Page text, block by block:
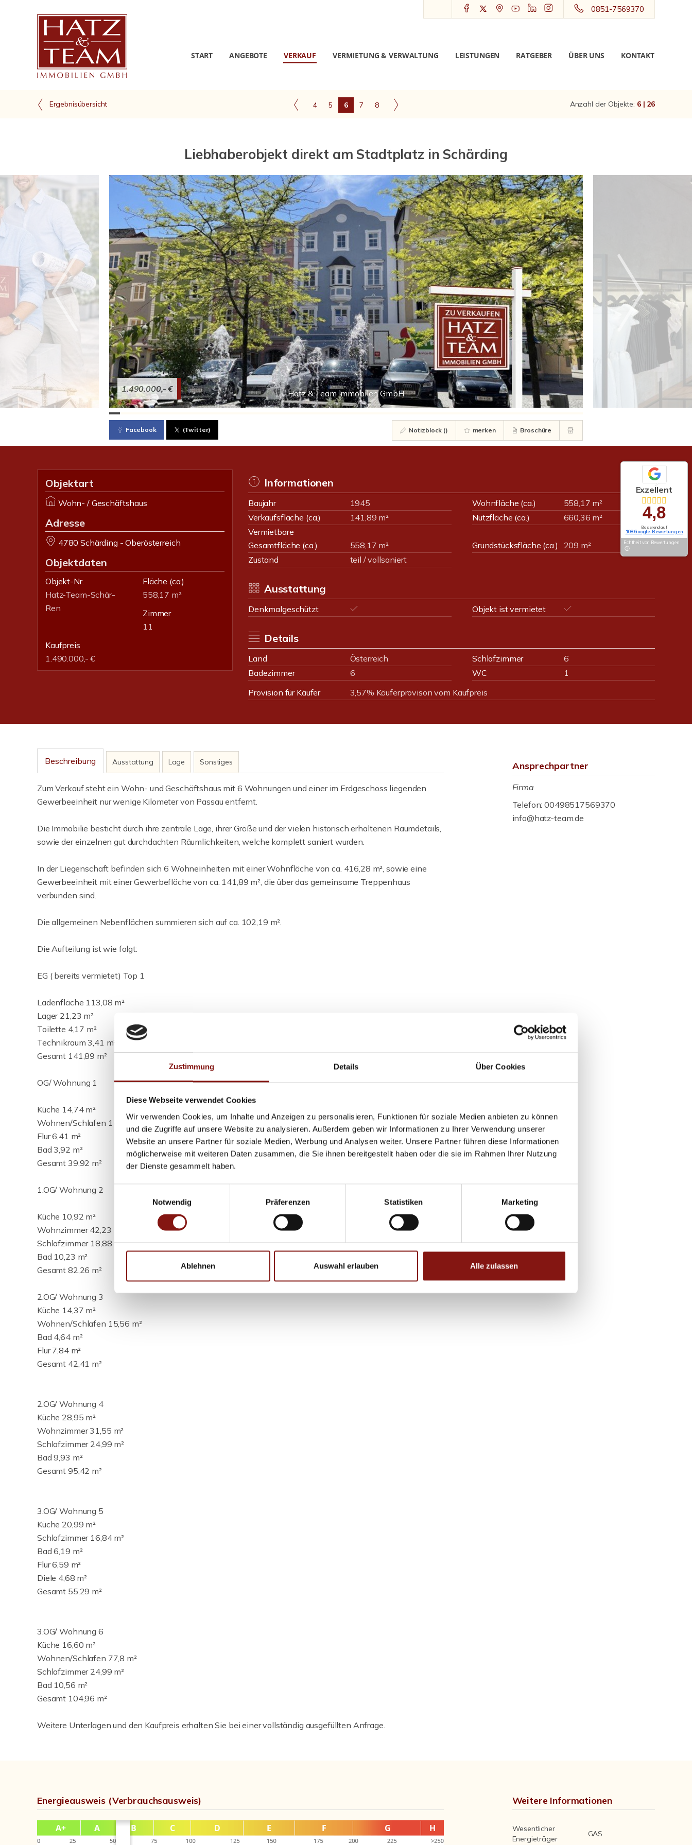
Zustimmung Details Über Cookies
Diese Webseite verwendet Cookies
Wir verwenden Cookies, um Inhalte und Anzeigen zu personalisieren, Funktionen für soziale Medien anbieten zu können
und die Zugriffe auf unsere Website zu analysieren. Außerdem geben wir Informationen zu Ihrer Verwendung unserer
Website an unsere Partner für soziale Medien, Werbung und Analysen weiter. Unsere Partner führen diese Informationen
möglicherweise mit weiteren Daten zusammen, die Sie ihnen bereitgestellt haben oder die sie im Rahmen Ihrer Nutzung
der Dienste gesammelt haben.
Notwendig
Präferenzen Statistiken Marketing
Ablehnen Auswahl erlauben Alle zulassen
0851-7569370
START ANGEBOTE VERKAUF VERMIETUNG & VERWALTUNG LEISTUNGEN RATGEBER ÜBER UNS KONTAKT
Ergebnisübersicht 4 5 6 7 8 Anzahl der Objekte: 6 | 26
Liebhaberobjekt direkt am Stadtplatz in Schärding
Hatz & Team Immobilen GmbH
1.490.000,- €
Facebook (Twitter) Notizblock () merken Broschüre
Objektart
Wohn- / Geschäftshaus
Adresse
4780 Schärding - Oberösterreich
Objektdaten
Objekt-Nr.
Hatz-Team-Schär-
Ren
Fläche (ca.)
558,17 m²
Zimmer
11
Kaufpreis
1.490.000,- €
Informationen
Baujahr 1945 Wohnfläche (ca.)
558,17 m²
Verkaufsfläche (ca.)
141,89 m² Nutzfläche (ca.)
660,36 m²
Vermietbare
Gesamtfläche (ca.)
558,17 m² Grundstücksfläche (ca.)
209 m²
Zustand
teil / vollsaniert
Ausstattung
Denkmalgeschützt Objekt ist vermietet
Details
Land Österreich Schlafzimmer
6
Badezimmer
6 WC
1
Provision für Käufer
3,57% Käuferprovison vom Kaufpreis
Beschreibung Ausstattung Lage Sonstiges
Zum Verkauf steht ein Wohn- und Geschäftshaus mit 6 Wohnungen und einer im Erdgeschoss liegenden
Gewerbeeinheit nur wenige Kilometer von Passau entfernt.
Die Immobilie besticht durch ihre zentrale Lage, ihrer Größe und der vielen historisch erhaltenen Raumdetails,
sowie der einzelnen gut durchdachten Räumlichkeiten, welche komplett saniert wurden.
In der Liegenschaft befinden sich 6 Wohneinheiten mit einer Wohnfläche von ca. 416,28 m², sowie eine
Gewerbeeinheit mit einer Gewerbefläche von ca. 141,89 m², die über das gemeinsame Treppenhaus
verbunden sind.
Die allgemeinen Nebenflächen summieren sich auf ca. 102,19 m².
Die Aufteilung ist wie folgt:
EG ( bereits vermietet) Top 1
Ladenfläche 113,08 m²
Lager 21,23 m²
Toilette 4,17 m²
Technikraum 3,41 m²
Gesamt 141,89 m²
OG/ Wohnung 1
Küche 14,74 m²
Wohnen/Schlafen 14,85 m²
Flur 6,41 m²
Bad 3,92 m²
Gesamt 39,92 m²
1.OG/ Wohnung 2
Küche 10,92 m²
Wohnzimmer 42,23 m²
Schlafzimmer 18,88 m²
Bad 10,23 m²
Gesamt 82,26 m²
2.OG/ Wohnung 3
Küche 14,37 m²
Wohnen/Schlafen 15,56 m²
Bad 4,64 m²
Flur 7,84 m²
Gesamt 42,41 m²
2.OG/ Wohnung 4
Küche 28,95 m²
Wohnzimmer 31,55 m²
Schlafzimmer 24,99 m²
Bad 9,93 m²
Gesamt 95,42 m²
3.OG/ Wohnung 5
Küche 20,99 m²
Schlafzimmer 16,84 m²
Bad 6,19 m²
Flur 6,59 m²
Diele 4,68 m²
Gesamt 55,29 m²
3.OG/ Wohnung 6
Küche 16,60 m²
Wohnen/Schlafen 77,8 m²
Schlafzimmer 24,99 m²
Bad 10,56 m²
Gesamt 104,96 m²
Weitere Unterlagen und den Kaufpreis erhalten Sie bei einer vollständig ausgefüllten Anfrage.
Ansprechpartner
Firma
Telefon: 00498517569370
info@hatz-team.de
Energieausweis (Verbrauchsausweis) Weitere Informationen
Wesentlicher
Energieträger
GAS
Exzellent
4,8
Basierend auf
108 Google-Bewertungen
Echtheit von Bewertungen